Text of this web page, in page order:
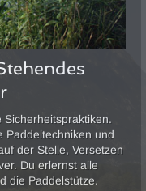
Paddeltechniken und
der Stelle, Versetzen
Du erlernst alle